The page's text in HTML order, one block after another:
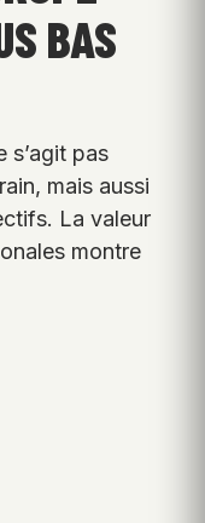
BAS
s’agit pas
mais aussi
La valeur
montre